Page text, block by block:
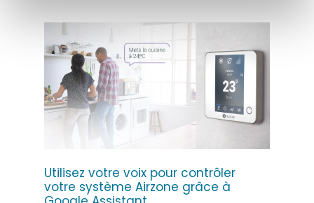
Utilisez votre voix pour contrôler
votre système Airzone grâce à